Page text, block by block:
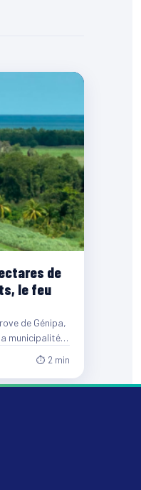
de
le feu
de Génipa,
municipalité,
⏱ 2 min